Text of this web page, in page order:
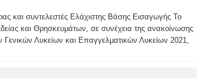
και συντελεστές Ελάχιστης Βάσης Εισαγωγής Το
και Θρησκευμάτων, σε συνέχεια της ανακοίνωσης
Λυκείων και Επαγγελματικών Λυκείων 2021,